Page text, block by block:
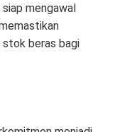
mengawal
beras bagi